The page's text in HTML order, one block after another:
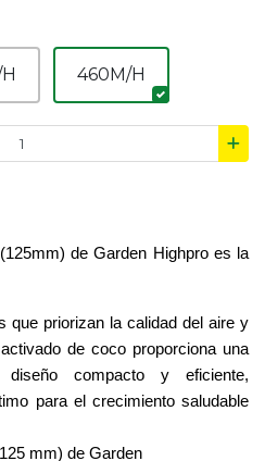
460M/H
deGarden Highproes la
que priorizan la calidad del aire y
de coco proporciona una
compacto y eficiente,
para el crecimiento saludable
mm) de Garden